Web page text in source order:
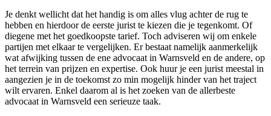
Je denkt wellicht dat het handig is om alles vlug achter de rug te
hebben en hierdoor de eerste jurist te kiezen die je tegenkomt. Of
diegene met het goedkoopste tarief. Toch adviseren wij om enkele
partijen met elkaar te vergelijken. Er bestaat namelijk aanmerkelijk
wat afwijking tussen de ene advocaat in Warnsveld en de andere, op
het terrein van prijzen en expertise. Ook huur je een jurist meestal in
aangezien je in de toekomst zo min mogelijk hinder van het traject
wilt ervaren. Enkel daarom al is het zoeken van de allerbeste
advocaat in Warnsveld een serieuze taak.